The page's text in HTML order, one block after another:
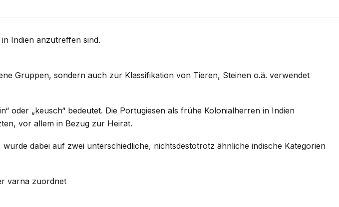
Indien anzutreffen sind.
Gruppen, sondern auch zur Klassifikation von Tieren, Steinen o.ä. verwendet
oder „keusch“ bedeutet. Die Portugiesen als frühe Kolonialherren in Indien
vor allem in Bezug zur Heirat.
dabei auf zwei unterschiedliche, nichtsdestotrotz ähnliche indische Kategorien
varna zuordnet